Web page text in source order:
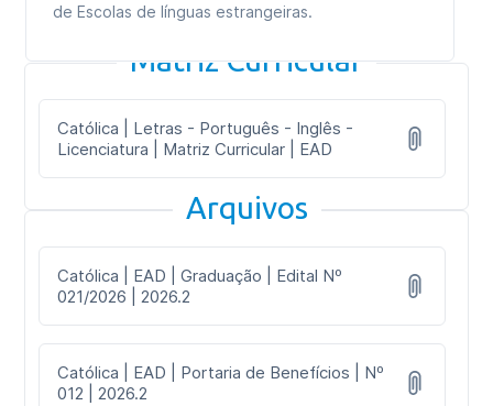
de Escolas de línguas estrangeiras.
Matriz Curricular
Católica | Letras - Português - Inglês -
Licenciatura | Matriz Curricular | EAD
Arquivos
Católica | EAD | Graduação | Edital Nº
021/2026 | 2026.2
Católica | EAD | Portaria de Benefícios | Nº
012 | 2026.2